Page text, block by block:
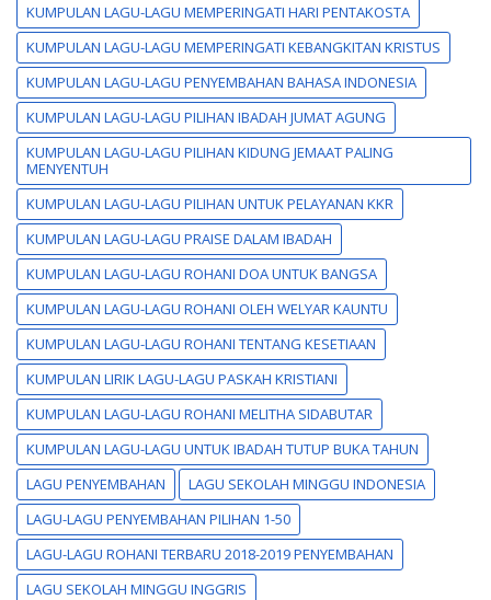
KUMPULAN LAGU-LAGU MEMPERINGATI HARI PENTAKOSTA
KUMPULAN LAGU-LAGU MEMPERINGATI KEBANGKITAN KRISTUS
KUMPULAN LAGU-LAGU PENYEMBAHAN BAHASA INDONESIA
KUMPULAN LAGU-LAGU PILIHAN IBADAH JUMAT AGUNG
KUMPULAN LAGU-LAGU PILIHAN KIDUNG JEMAAT PALING
MENYENTUH
KUMPULAN LAGU-LAGU PILIHAN UNTUK PELAYANAN KKR
KUMPULAN LAGU-LAGU PRAISE DALAM IBADAH
KUMPULAN LAGU-LAGU ROHANI DOA UNTUK BANGSA
KUMPULAN LAGU-LAGU ROHANI OLEH WELYAR KAUNTU
KUMPULAN LAGU-LAGU ROHANI TENTANG KESETIAAN
KUMPULAN LIRIK LAGU-LAGU PASKAH KRISTIANI
KUMPULAN LAGU-LAGU ROHANI MELITHA SIDABUTAR
KUMPULAN LAGU-LAGU UNTUK IBADAH TUTUP BUKA TAHUN
LAGU PENYEMBAHAN
LAGU SEKOLAH MINGGU INDONESIA
LAGU-LAGU PENYEMBAHAN PILIHAN 1-50
LAGU-LAGU ROHANI TERBARU 2018-2019 PENYEMBAHAN
LAGU SEKOLAH MINGGU INGGRIS